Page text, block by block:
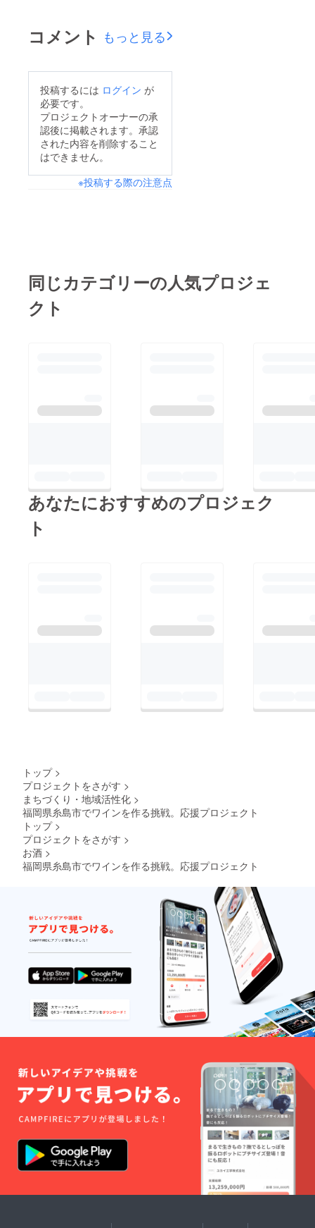
りがとうございます。
本プロジェクトは、目
円を達成し、サード
ゴール（150万円）に
向けて挑戦を続けてい
ます。金額はもちろん
く皆様の想いや繋がり
がとうございます。こ
のキャンプファイヤー
がとても楽しみです。
声掛けいただけると幸
コメント もっと見る
投稿するには ログイン が
必要です。
プロジェクトオーナーの承
認後に掲載されます。承認
された内容を削除すること
はできません。
※投稿する際の注意点
同じカテゴリーの人気プロジェ
クト
あなたにおすすめのプロジェク
ト
トップ >
プロジェクトをさがす >
まちづくり・地域活性化 >
福岡県糸島市でワインを作る挑戦。応援プロジェクト
トップ >
プロジェクトをさがす >
お酒 >
福岡県糸島市でワインを作る挑戦。応援プロジェクト